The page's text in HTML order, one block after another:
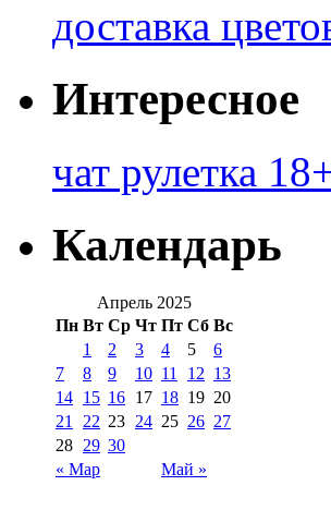
доставка
Интересное
чат рулетка
Календарь
Апрель 2025
Пн Вт Ср Чт Пт Сб Вс
« Мар Май »
1 2 3 4 5
6
7
8 9 10 11 12 13
14 15 16 17 18 19 20
21
22 23 24 25 26 27
28 29 30